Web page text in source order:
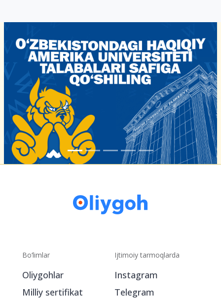
Bo‘limlar
Oliygohlar
Milliy sertifikat
Ijtimoiy tarmoqlarda
Instagram
Telegram